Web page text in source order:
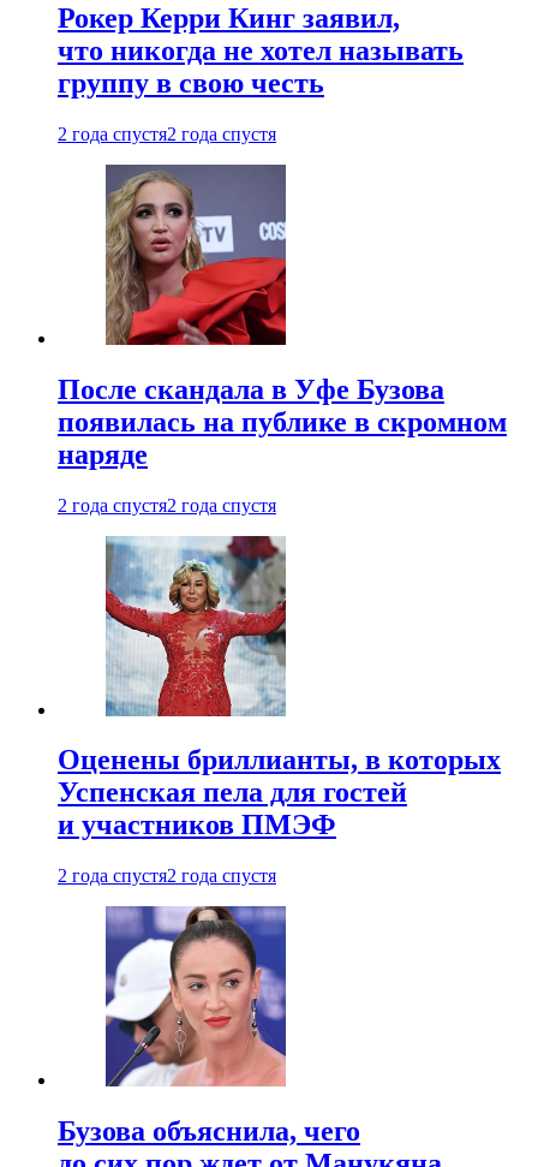
Рокер Керри Кинг заявил,
что никогда не хотел называть
группу в свою честь
2 года спустя2 года спустя
После скандала в Уфе Бузова
появилась на публике в скромном
наряде
2 года спустя2 года спустя
Оценены бриллианты, в которых
Успенская пела для гостей
и участников ПМЭФ
2 года спустя2 года спустя
Бузова объяснила, чего